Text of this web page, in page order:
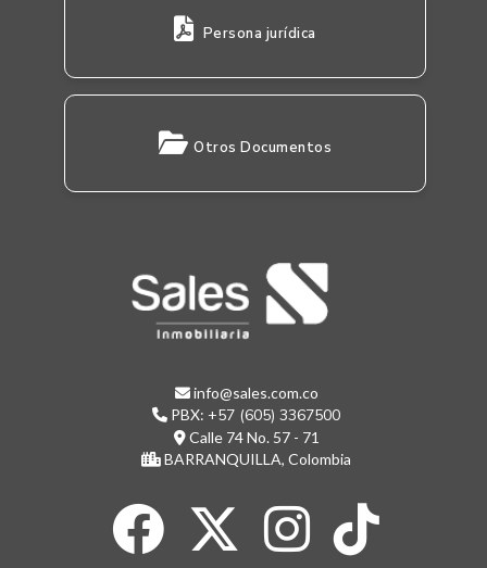
Persona jurídica
Otros Documentos
info@sales.com.co
PBX: +57 (605) 3367500
Calle 74 No. 57 - 71
BARRANQUILLA, Colombia